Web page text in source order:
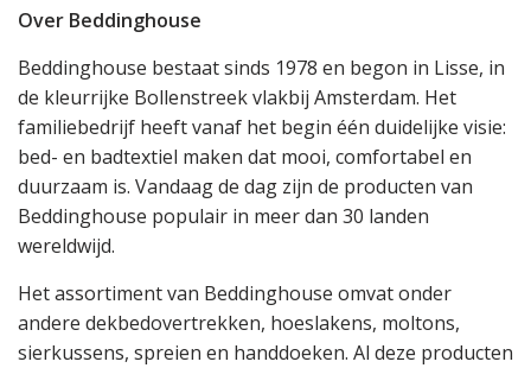
Over Beddinghouse
Beddinghouse bestaat sinds 1978 en begon in Lisse, in
de kleurrijke Bollenstreek vlakbij Amsterdam. Het
familiebedrijf heeft vanaf het begin één duidelijke visie:
bed- en badtextiel maken dat mooi, comfortabel en
duurzaam is. Vandaag de dag zijn de producten van
Beddinghouse populair in meer dan 30 landen
wereldwijd.
Het assortiment van Beddinghouse omvat onder
andere dekbedovertrekken, hoeslakens, moltons,
sierkussens, spreien en handdoeken. Al deze producten